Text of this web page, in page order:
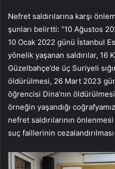
Nefret saldırılarına karşı
şunları belirtti: “10 Ağustos
10 Ocak 2022 günü İstanbul
yönelik yaşanan saldırılar, 16
Güzelbahçe’de üç Suriyeli
öldürülmesi, 26 Mart 2023
öğrencisi Dina’nın
örneğin yaşandığı
nefret saldırılarının
suç faillerinin